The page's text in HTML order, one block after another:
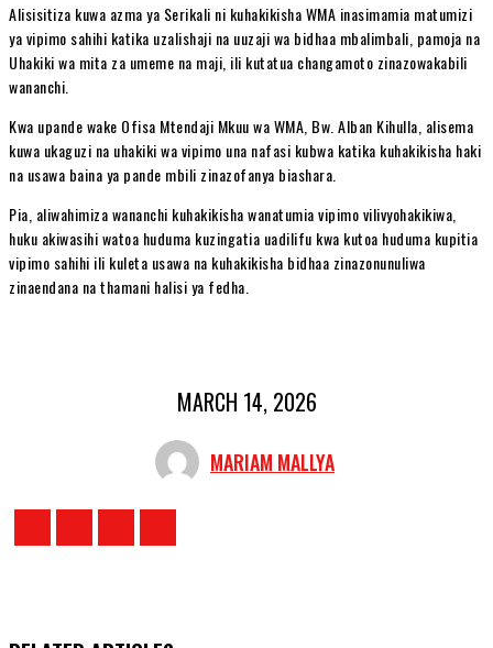
Alisisitiza kuwa azma ya Serikali ni kuhakikisha WMA inasimamia matumizi
ya vipimo sahihi katika uzalishaji na uuzaji wa bidhaa mbalimbali, pamoja na
Uhakiki wa mita za umeme na maji, ili kutatua changamoto zinazowakabili
wananchi.
Kwa upande wake Ofisa Mtendaji Mkuu wa WMA, Bw. Alban Kihulla, alisema
kuwa ukaguzi na uhakiki wa vipimo una nafasi kubwa katika kuhakikisha haki
na usawa baina ya pande mbili zinazofanya biashara.
Pia, aliwahimiza wananchi kuhakikisha wanatumia vipimo vilivyohakikiwa,
huku akiwasihi watoa huduma kuzingatia uadilifu kwa kutoa huduma kupitia
vipimo sahihi ili kuleta usawa na kuhakikisha bidhaa zinazonunuliwa
zinaendana na thamani halisi ya fedha.
MARCH 14, 2026
MARIAM MALLYA